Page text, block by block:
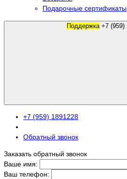
Подарочные сертификаты
Поддержка
+7 (959) 1891228
Обратный звонок
Заказать обратный звонок
Ваше имя:
Ваш телефон: